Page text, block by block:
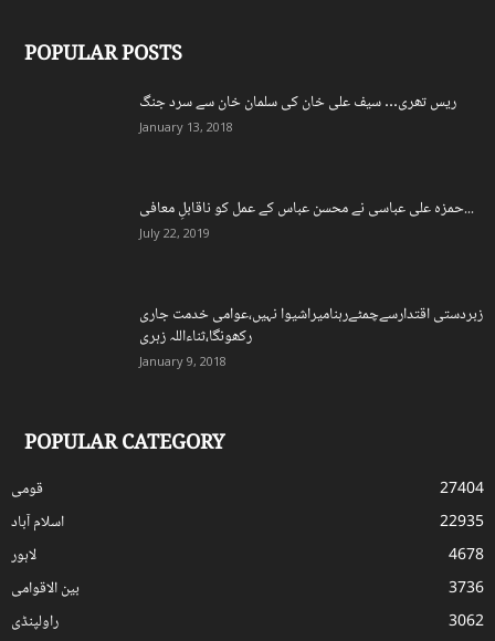
POPULAR POSTS
ریس تھری… سیف علی خان کی سلمان خان سے سرد جنگ
January 13, 2018
حمزہ علی عباسی نے محسن عباس کے عمل کو ناقابلِ معافی...
July 22, 2019
زبردستی اقتدارسےچمٹےرہنامیراشیوا نہیں،عوامی خدمت جاری
رکھونگا،ثناءاللہ زہری
January 9, 2018
POPULAR CATEGORY
قومی
27404
اسلام آباد
22935
لاہور
4678
بین الاقوامی
3736
راولپنڈی
3062